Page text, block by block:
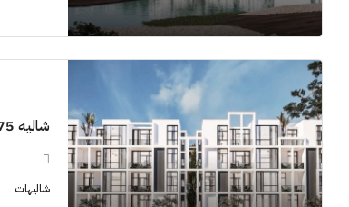
شاليه 75 م للبيع في زهرة الساحل الشمالي
شاليهات